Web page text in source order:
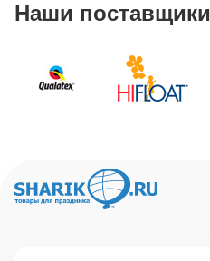
Наши поставщики